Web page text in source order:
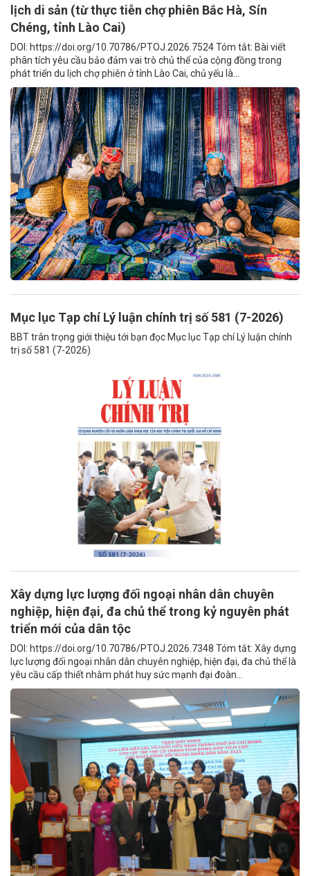
lịch di sản (từ thực tiễn chợ phiên Bắc Hà, Sín
Chéng, tỉnh Lào Cai)
DOI: https://doi.org/10.70786/PTOJ.2026.7524 Tóm tắt: Bài viết
phân tích yêu cầu bảo đảm vai trò chủ thể của cộng đồng trong
phát triển du lịch chợ phiên ở tỉnh Lào Cai, chủ yếu là...
Mục lục Tạp chí Lý luận chính trị số 581 (7-2026)
BBT trân trọng giới thiệu tới bạn đọc Mục lục Tạp chí Lý luận chính
trị số 581 (7-2026)
Xây dựng lực lượng đối ngoại nhân dân chuyên
nghiệp, hiện đại, đa chủ thể trong kỷ nguyên phát
triển mới của dân tộc
DOI: https://doi.org/10.70786/PTOJ.2026.7348 Tóm tắt: Xây dựng
lực lượng đối ngoại nhân dân chuyên nghiệp, hiện đại, đa chủ thể là
yêu cầu cấp thiết nhằm phát huy sức mạnh đại đoàn...